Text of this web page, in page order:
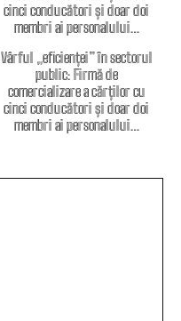
Vârful „eficienței” în sectorul
public: Firmă de
comercializare a cărților cu
cinci conducători și doar doi
membri ai personalului…